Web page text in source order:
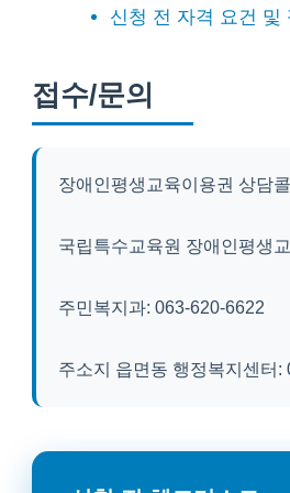
신청 전 자격 요건 및
접수/문의
장애인평생교육이용권 상담
국립특수교육원 장애인평생
주민복지과: 063-620-6622
주소지 읍면동 행정복지센터: